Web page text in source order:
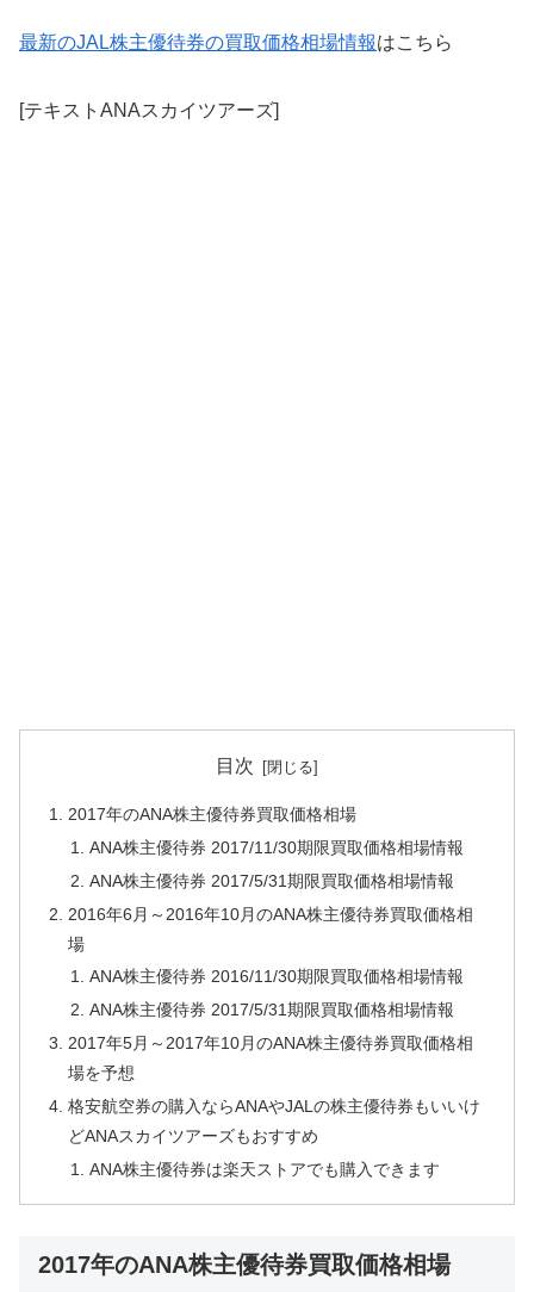
最新のJAL株主優待券の買取価格相場情報はこちら
[テキストANAスカイツアーズ]
目次
2017年のANA株主優待券買取価格相場
ANA株主優待券 2017/11/30期限買取価格相場情報
ANA株主優待券 2017/5/31期限買取価格相場情報
2016年6月～2016年10月のANA株主優待券買取価格相
場
ANA株主優待券 2016/11/30期限買取価格相場情報
ANA株主優待券 2017/5/31期限買取価格相場情報
2017年5月～2017年10月のANA株主優待券買取価格相
場を予想
格安航空券の購入ならANAやJALの株主優待券もいいけ
どANAスカイツアーズもおすすめ
ANA株主優待券は楽天ストアでも購入できます
2017年のANA株主優待券買取価格相場